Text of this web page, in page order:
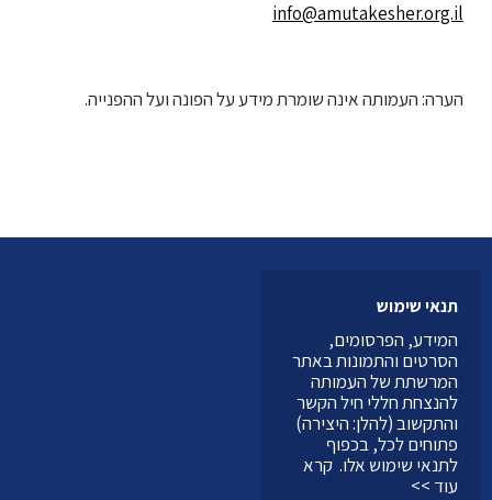
info@amutakesher.org.il
הערה: העמותה אינה שומרת מידע על הפונה ועל ההפנייה.
תנאי שימוש
המידע, הפרסומים,
הסרטים והתמונות באתר
המרשתת של העמותה
להנצחת חללי חיל הקשר
והתקשוב (להלן: היצירה)
פתוחים לכל, בכפוף
לתנאי שימוש אלו.קרא
עוד >>